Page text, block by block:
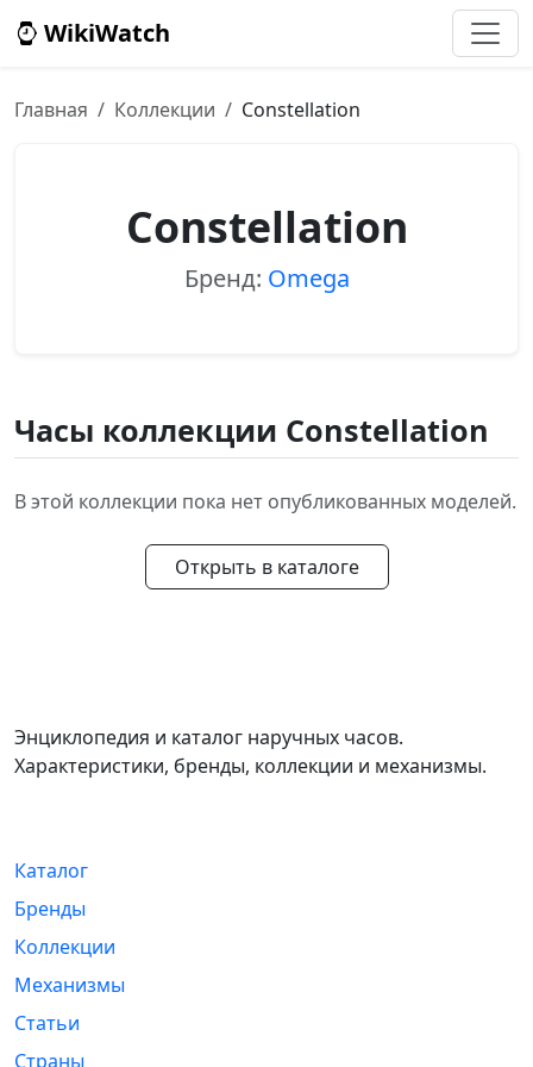
WikiWatch
Главная Коллекции Constellation
Constellation
Бренд: Omega
Часы коллекции Constellation
В этой коллекции пока нет опубликованных моделей.
Открыть в каталоге
Энциклопедия и каталог наручных часов.
Характеристики, бренды, коллекции и механизмы.
Каталог
Бренды
Коллекции
Механизмы
Статьи
Страны